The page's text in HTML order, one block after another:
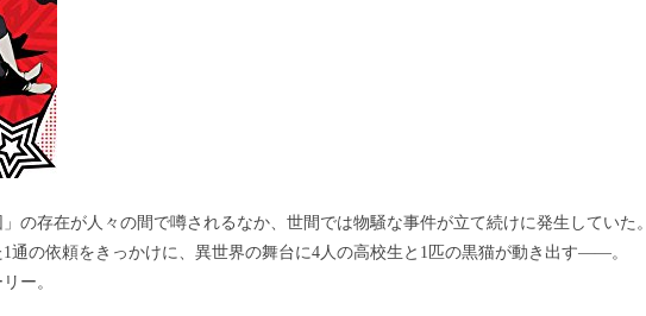
の存在が人々の間で噂されるなか、世間では物騒な事件が立て続けに発生していた。
通の依頼をきっかけに、異世界の舞台に4人の高校生と1匹の黒猫が動き出す――。
ー。